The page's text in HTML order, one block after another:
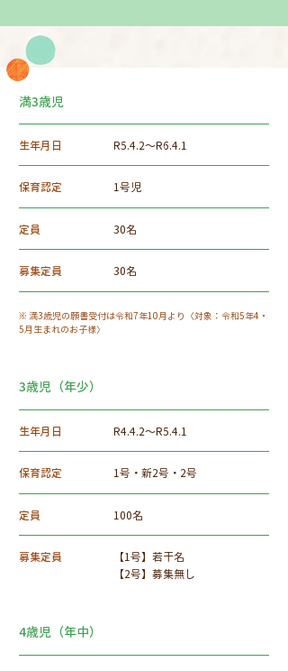
満3歳児
生年月日 R5.4.2～R6.4.1
保育認定 1号児
定員 30名
募集定員 ​30名
※ 満3歳児の願書受付は令和7年10月より〈対象：令和5年4・
5月生まれのお子様〉
3歳児（年少）
生年月日 R4.4.2～R5.4.1
保育認定 1号・新2号・2号
定員 100名
募集定員
​【1号】若干名
【2号】募集無し
4歳児（年中）